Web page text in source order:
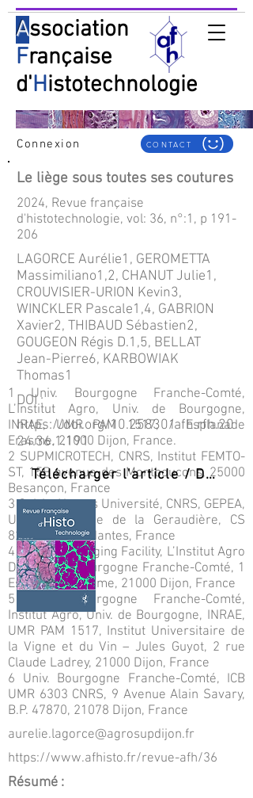
Association
Française
d'Histotechnologie
Connexion CONTACT
1 Univ. Bourgogne Franche-Comté,
L’Institut Agro, Univ. de Bourgogne,
INRAE, UMR PAM 1517, 1 Esplanade
Erasme, 21000 Dijon, France.
2 SUPMICROTECH, CNRS, Institut FEMTO-
ST, 15B avenue des Montboucons, 25000
Besançon, France
3 Oniris, Nantes Université, CNRS, GEPEA,
UMR 6144, rue de la Geraudière, CS
82225, 44000 Nantes, France
4 Dimacell Imaging Facility, L’Institut Agro
Dijon, Univ. Bourgogne Franche-Comté, 1
Esplanade Erasme, 21000 Dijon, France
5 Univ. Bourgogne Franche-Comté,
Institut Agro, Univ. de Bourgogne, INRAE,
UMR PAM 1517, Institut Universitaire de
la Vigne et du Vin – Jules Guyot, 2 rue
Claude Ladrey, 21000 Dijon, France
6 Univ. Bourgogne Franche-Comté, ICB
UMR 6303 CNRS, 9 Avenue Alain Savary,
B.P. 47870, 21078 Dijon, France
aurelie.lagorce@agrosupdijon.fr
Le liège sous toutes ses coutures
2024, Revue française
d'histotechnologie, vol: 36, n°:1, p 191-
206
LAGORCE Aurélie1, GEROMETTA
Massimiliano1,2, CHANUT Julie1,
CROUVISIER-URION Kevin3,
WINCKLER Pascale1,4, GABRION
Xavier2, THIBAUD Sébastien2,
GOUGEON Régis D.1,5, BELLAT
Jean-Pierre6, KARBOWIAK
Thomas1
DOI :
https://doi.org/10.25830/afh.rfh.20
24.36.1.191
Télécharger l'article / Download PDF
https://www.afhisto.fr/revue-afh/36
Résumé :